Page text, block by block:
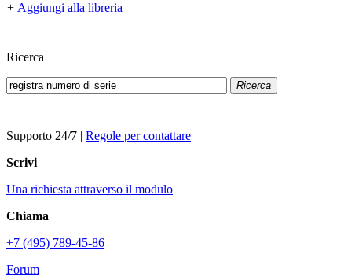
+ Aggiungi alla libreria
Ricerca
Ricerca
Supporto 24/7 | Regole per contattare
Scrivi
Una richiesta attraverso il modulo
Chiama
+7 (495) 789-45-86
Forum